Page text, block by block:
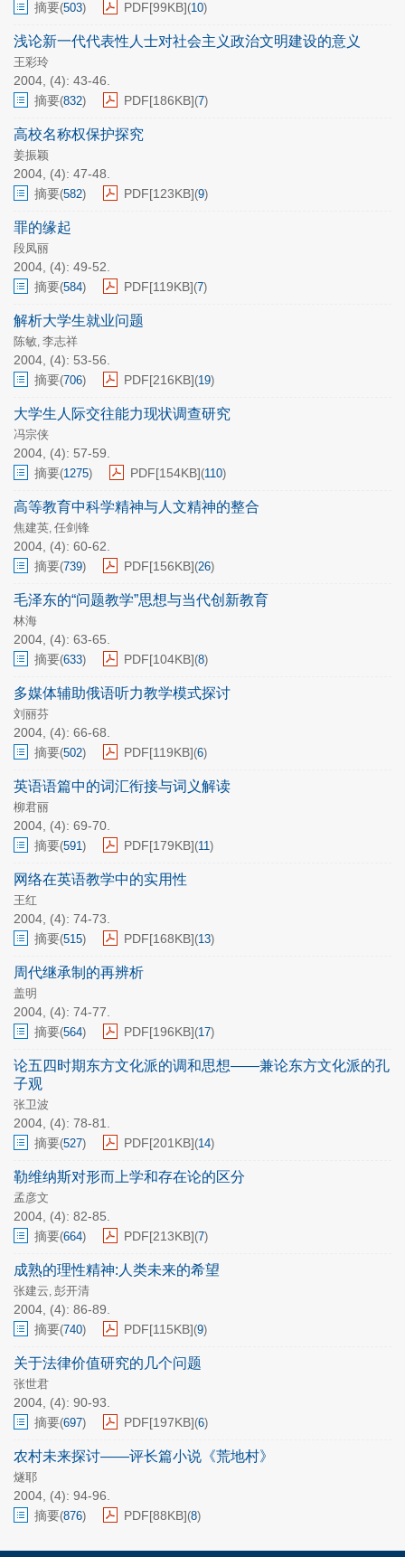
摘要(503) PDF[99KB](10)
浅论新一代代表性人士对社会主义政治文明建设的意义
王彩玲
2004, (4): 43-46.
摘要(832) PDF[186KB](7)
高校名称权保护探究
姜振颖
2004, (4): 47-48.
摘要(582) PDF[123KB](9)
罪的缘起
段凤丽
2004, (4): 49-52.
摘要(584) PDF[119KB](7)
解析大学生就业问题
陈敏, 李志祥
2004, (4): 53-56.
摘要(706) PDF[216KB](19)
大学生人际交往能力现状调查研究
冯宗侠
2004, (4): 57-59.
摘要(1275) PDF[154KB](110)
高等教育中科学精神与人文精神的整合
焦建英, 任剑锋
2004, (4): 60-62.
摘要(739) PDF[156KB](26)
毛泽东的“问题教学”思想与当代创新教育
林海
2004, (4): 63-65.
摘要(633) PDF[104KB](8)
多媒体辅助俄语听力教学模式探讨
刘丽芬
2004, (4): 66-68.
摘要(502) PDF[119KB](6)
英语语篇中的词汇衔接与词义解读
柳君丽
2004, (4): 69-70.
摘要(591) PDF[179KB](11)
网络在英语教学中的实用性
王红
2004, (4): 74-73.
摘要(515) PDF[168KB](13)
周代继承制的再辨析
盖明
2004, (4): 74-77.
摘要(564) PDF[196KB](17)
论五四时期东方文化派的调和思想——兼论东方文化派的孔
子观
张卫波
2004, (4): 78-81.
摘要(527) PDF[201KB](14)
勒维纳斯对形而上学和存在论的区分
孟彦文
2004, (4): 82-85.
摘要(664) PDF[213KB](7)
成熟的理性精神:人类未来的希望
张建云, 彭开清
2004, (4): 86-89.
摘要(740) PDF[115KB](9)
关于法律价值研究的几个问题
张世君
2004, (4): 90-93.
摘要(697) PDF[197KB](6)
农村未来探讨——评长篇小说《荒地村》
燧耶
2004, (4): 94-96.
摘要(876) PDF[88KB](8)